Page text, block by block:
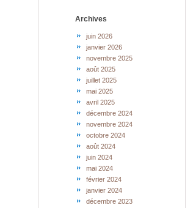
Archives
juin 2026
janvier 2026
novembre 2025
août 2025
juillet 2025
mai 2025
avril 2025
décembre 2024
novembre 2024
octobre 2024
août 2024
juin 2024
mai 2024
février 2024
janvier 2024
décembre 2023